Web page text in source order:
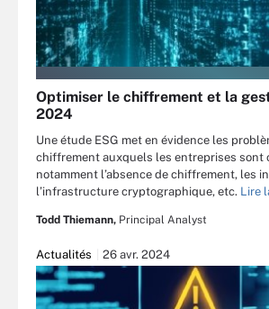
Optimiser le chiffrement et la
2024
Une étude ESG met en évidence les
chiffrement auxquels les entreprises sont
notamment l’absence de chiffrement, les
l’infrastructure cryptographique, etc. Lire
Todd Thiemann, Principal Analyst
Actualités 26 avr. 2024